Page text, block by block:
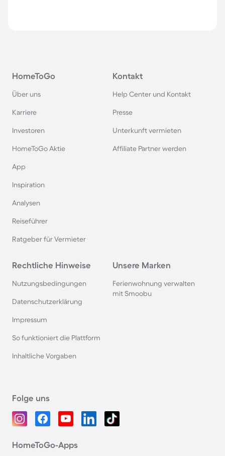
HomeToGo
Über uns
Karriere
Investoren
HomeToGo Aktie
App
Inspiration
Analysen
Reiseführer
Ratgeber für Vermieter
Kontakt
Help Center und Kontakt
Presse
Unterkunft vermieten
Affiliate Partner werden
Rechtliche Hinweise
Nutzungsbedingungen
Datenschutzerklärung
Impressum
So funktioniert die Plattform
Inhaltliche Vorgaben
Unsere Marken
Ferienwohnung verwalten
mit Smoobu
Folge uns
HomeToGo-Apps